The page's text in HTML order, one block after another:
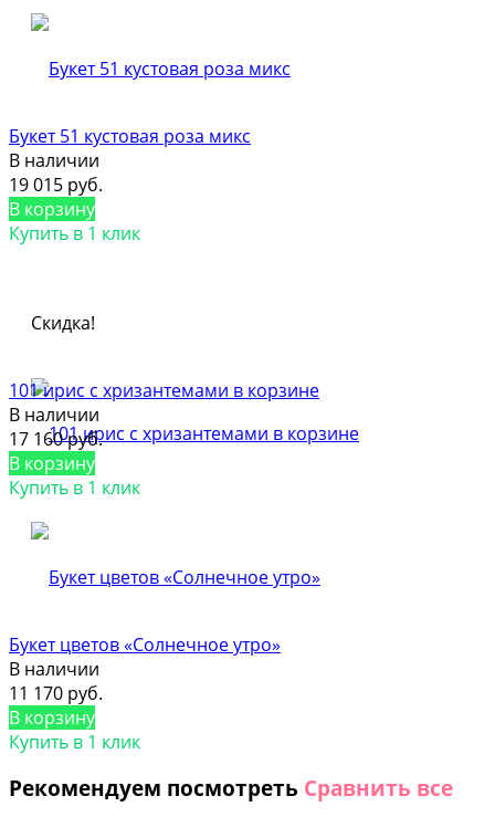
Букет 51 кустовая роза микс
В наличии
19 015 руб.
В корзину
Купить в 1 клик
Скидка!
101 ирис с хризантемами в корзине
В наличии
17 160 руб.
В корзину
Купить в 1 клик
Букет цветов «Солнечное утро»
В наличии
11 170 руб.
В корзину
Купить в 1 клик
Рекомендуем посмотреть Сравнить все